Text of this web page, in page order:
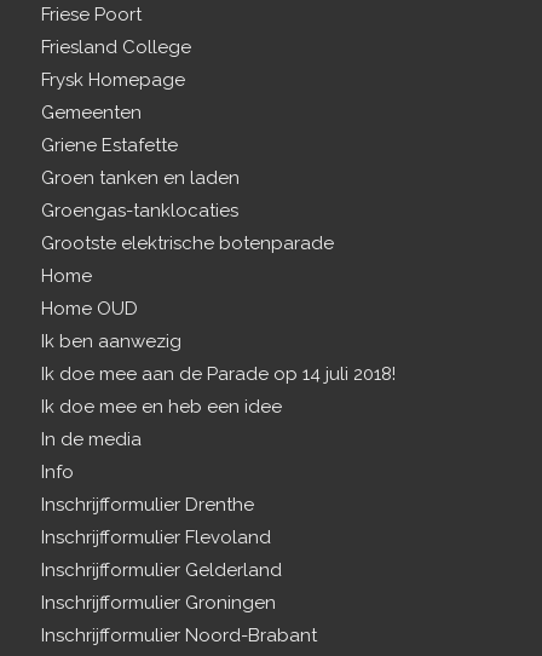
Friese Poort
Friesland College
Frysk Homepage
Gemeenten
Griene Estafette
Groen tanken en laden
Groengas-tanklocaties
Grootste elektrische botenparade
Home
Home OUD
Ik ben aanwezig
Ik doe mee aan de Parade op 14 juli 2018!
Ik doe mee en heb een idee
In de media
Info
Inschrijfformulier Drenthe
Inschrijfformulier Flevoland
Inschrijfformulier Gelderland
Inschrijfformulier Groningen
Inschrijfformulier Noord-Brabant